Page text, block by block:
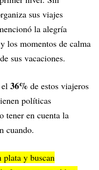
sus viajes
la alegría
los momentos de calma
sus vacaciones.
36% de estos viajeros
políticas
tener en cuenta la
cuando.
plata y buscan